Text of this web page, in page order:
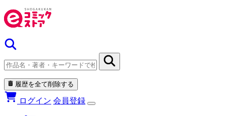
履歴を全て削除する
ログイン 会員登録